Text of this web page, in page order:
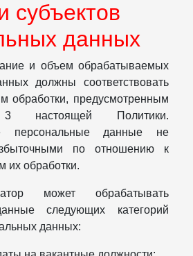
субъектов
данных
и объем обрабатываемых
должны соответствовать
обработки, предусмотренным
Политики.
персональные данные не
по отношению к
их обработки.
может обрабатывать
следующих категорий
данных: